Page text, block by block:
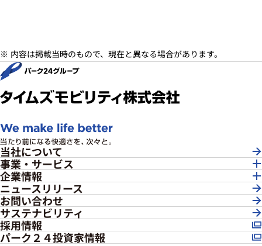
内容は掲載当時のもので、現在と異なる場合があります。
当社について
事業・サービス
企業情報
ニュースリリース
お問い合わせ
サステナビリティ
採用情報
パーク２４投資家情報